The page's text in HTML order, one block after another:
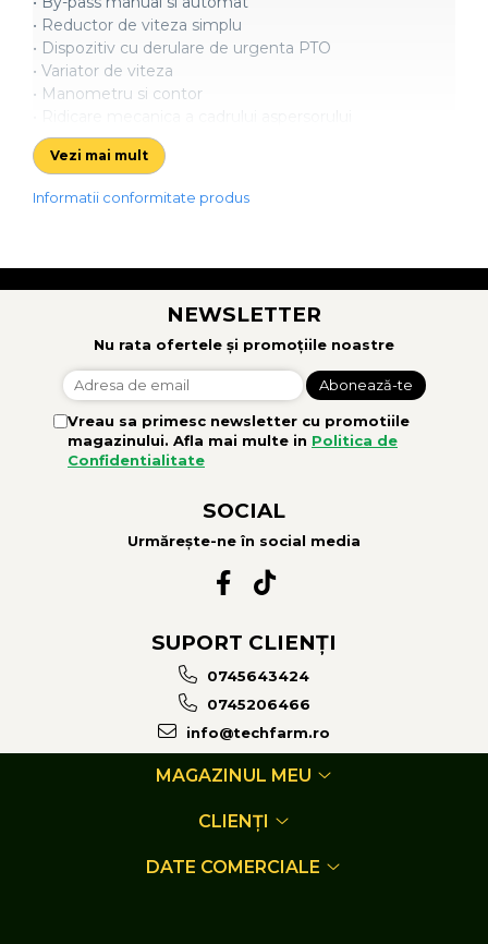
• Reductor de viteza simplu
• Dispozitiv cu derulare de urgenta PTO
• Variator de viteza
• Manometru si contor
• Suporturi frontale mecanice
• Furtun de alimentare cu lungimea de 4 m
• Carucior pentru aspersor galvanizat cu 3 roti
Vezi mai mult
Informatii conformitate produs
NEWSLETTER
Nu rata ofertele și promoțiile noastre
Vreau sa primesc newsletter cu promotiile
magazinului. Afla mai multe in Politica de
Confidentialitate
SOCIAL
Urmărește-ne în social media
SUPORT CLIENȚI
0745643424
0745206466
info@techfarm.ro
MAGAZINUL MEU
CLIENȚI
DATE COMERCIALE